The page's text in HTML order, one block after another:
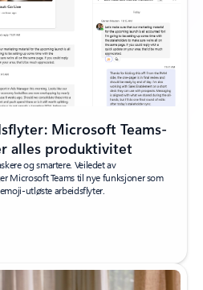
Microsoft Teams-
alles produktivitet
og smartere. Veiledet av
Microsoft Teams til nye funksjoner som
utløste arbeidsflyter.